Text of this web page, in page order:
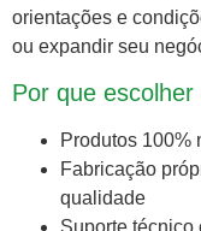
orientações e
ou expandir seu
Por que
Produtos 100%
Fabricação
qualidade
Suporte técnico